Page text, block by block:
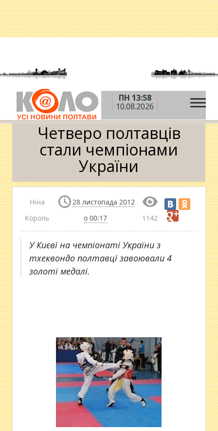
ПН 13:58
10.08.2026
Головна » Новини » Спорт »Четверо
полтавців стали чемпіонами України
Четверо полтавців
стали чемпіонами
України
Ніна
Король
28 листопада 2012
о 00:17
1142
У Києві на чемпіонаті України з
тхеквондо полтавці завоювали 4
золоті медалі.